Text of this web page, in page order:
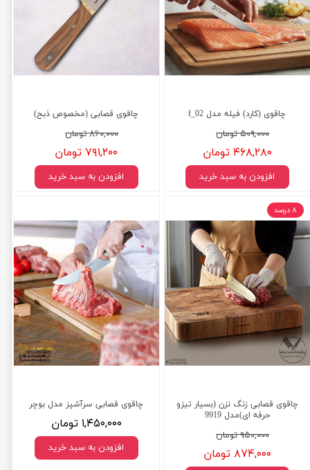
چاقوی (کارد) فیله مدل f_02
۵۰۹,۰۰۰ تومان
۴۶۸,۲۸۰ تومان
افزودن به سبد خرید
چاقوی قصابی (مخصوص ذبح)
۸۶۰,۰۰۰ تومان
۷۹۱,۲۰۰ تومان
افزودن به سبد خرید
چاقوی قصابی زنگ نزن (بسیار تیزو
حرفه ای)مدل 9919
۹۵۰,۰۰۰ تومان
۸۷۴,۰۰۰ تومان
۸ درصد
چاقوی قصابی سرآشپز مدل بوچر
۱,۴۵۰,۰۰۰ تومان
افزودن به سبد خرید